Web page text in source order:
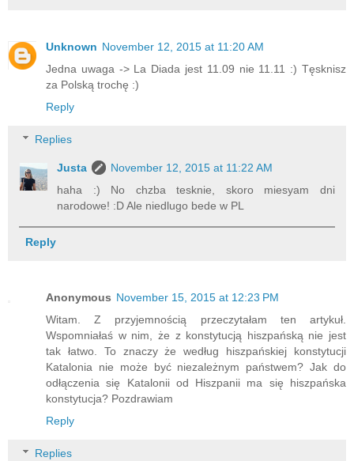
Unknown November 12, 2015 at 11:20 AM
Jedna uwaga -> La Diada jest 11.09 nie 11.11 :) Tęsknisz
za Polską trochę :)
Reply
Replies
Justa
November 12, 2015 at 11:22 AM
haha :) No chzba tesknie, skoro miesyam dni
narodowe! :D Ale niedlugo bede w PL
Reply
Anonymous November 15, 2015 at 12:23 PM
Witam. Z przyjemnością przeczytałam ten artykuł.
Wspomniałaś w nim, że z konstytucją hiszpańską nie jest
tak łatwo. To znaczy że według hiszpańskiej konstytucji
Katalonia nie może być niezależnym państwem? Jak do
odłączenia się Katalonii od Hiszpanii ma się hiszpańska
konstytucja? Pozdrawiam
Reply
Replies